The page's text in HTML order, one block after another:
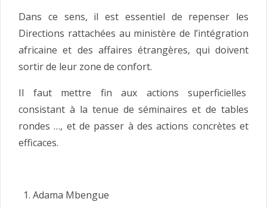
Dans ce sens, il est essentiel de repenser les
Directions rattachées au ministère de l’intégration
africaine et des affaires étrangères, qui doivent
sortir de leur zone de confort.
Il faut mettre fin aux actions superficielles
consistant à la tenue de séminaires et de tables
rondes …, et de passer à des actions concrètes et
efficaces.
Adama Mbengue